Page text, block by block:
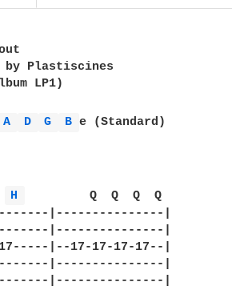
by Plastiscines
LP1)
A D G B e (Standard)
H
         Q  Q  Q  Q
|---------------|
|---------------|
|--17-17-17-17--|
|---------------|
|---------------|